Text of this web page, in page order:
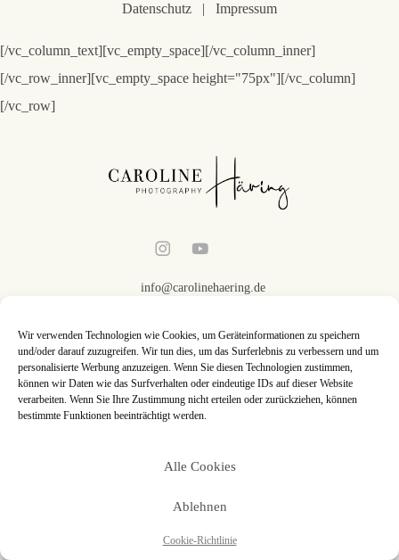
Wir verwenden Technologien wie Cookies, um Geräteinformationen zu speichern
und/oder darauf zuzugreifen. Wir tun dies, um das Surferlebnis zu verbessern und um
personalisierte Werbung anzuzeigen. Wenn Sie diesen Technologien zustimmen,
können wir Daten wie das Surfverhalten oder eindeutige IDs auf dieser Website
verarbeiten. Wenn Sie Ihre Zustimmung nicht erteilen oder zurückziehen, können
bestimmte Funktionen beeinträchtigt werden.
Alle Cookies
Ablehnen
Cookie-Richtlinie
Datenschutz | Impressum
[/vc_column_text][vc_empty_space][/vc_column_inner]
[/vc_row_inner][vc_empty_space height="75px"][/vc_column]
[/vc_row]
LIEBLINGSORTE
Hochzeitsfotograf Kassel
info@carolinehaering.de
Impressum-Datenschutz-Sitemap